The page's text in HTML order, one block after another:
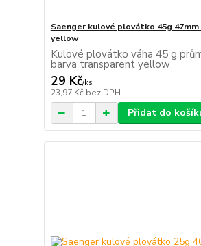
Saenger kulové plovátko 45g
yellow
Kulové plovátko váha 45 g
barva transparent yellow
29 Kč/ks
23,97 Kč bez DPH
Přidat do